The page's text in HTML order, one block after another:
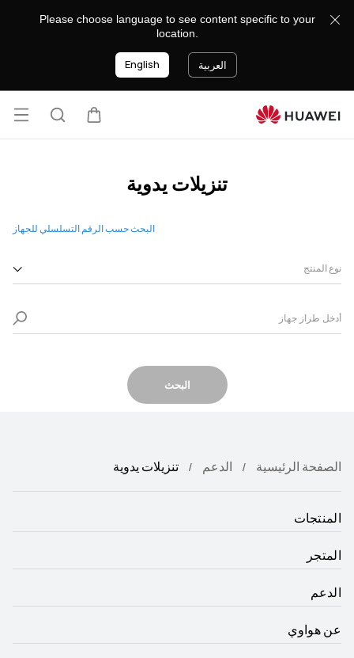
هواوي
Please choose language to see content specific to your
location.
العربية English
فتح
تنزيلات يدوية
البحث حسب الرقم التسلسلي للجهاز
نوع المنتج
البحث
الصفحة الرئيسية الدعم تنزيلات يدوية
المنتجات
المتجر
الدعم
عن هواوي